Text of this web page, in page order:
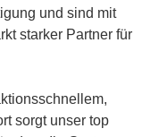
und sind mit
starker Partner für
sorgt unser top